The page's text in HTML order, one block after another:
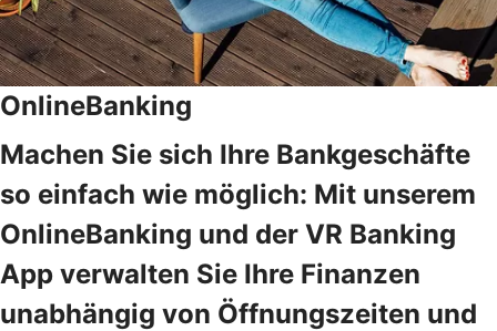
OnlineBanking
Machen Sie sich Ihre Bankgeschäfte
so einfach wie möglich: Mit unserem
OnlineBanking und der VR Banking
App verwalten Sie Ihre Finanzen
unabhängig von Öffnungszeiten und